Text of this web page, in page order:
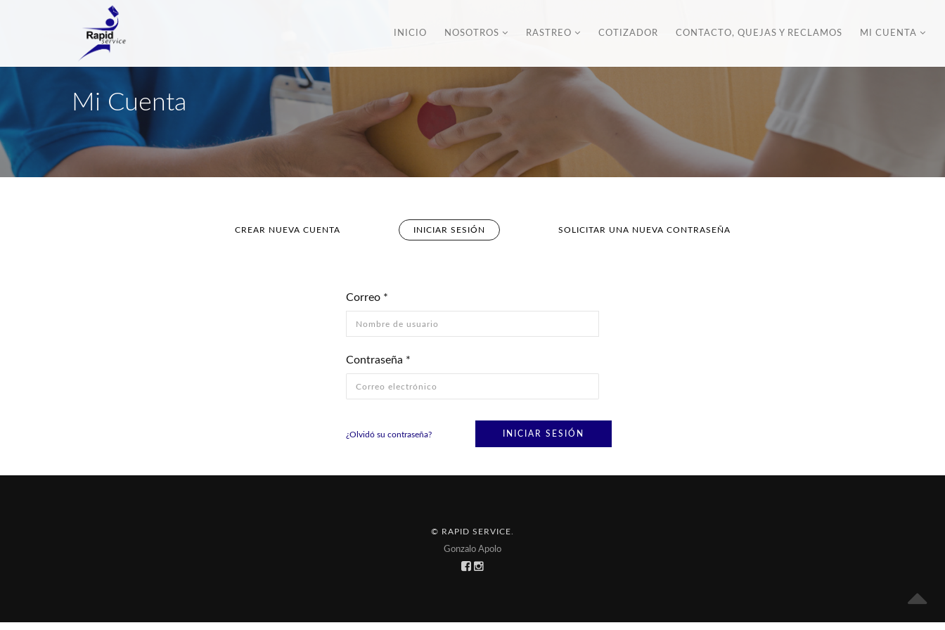
INICIO NOSOTROS RASTREO COTIZADOR CONTACTO, QUEJAS Y RECLAMOS MI CUENTA
Mi Cuenta
CREAR NUEVA CUENTA INICIAR SESIÓN
(SOLAPA
ACTIVA)
SOLICITAR UNA NUEVA CONTRASEÑA
Correo *
Contraseña *
¿Olvidó su contraseña?
© RAPID SERVICE
Gonzalo Apolo